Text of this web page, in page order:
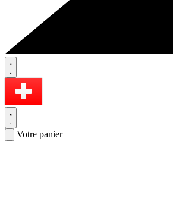
Votre panier